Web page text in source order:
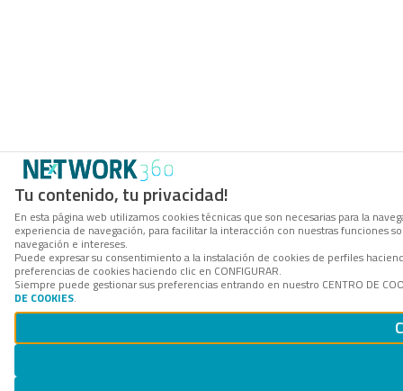
Tu contenido, tu privacidad!
En esta página web utilizamos cookies técnicas que son necesarias para la
experiencia de navegación, para facilitar la interacción con nuestras funciones
navegación e intereses.
Puede expresar su consentimiento a la instalación de cookies de perfiles
preferencias de cookies haciendo clic en CONFIGURAR.
Siempre puede gestionar sus preferencias entrando en nuestro CENTRO DE
DE COOKIES.